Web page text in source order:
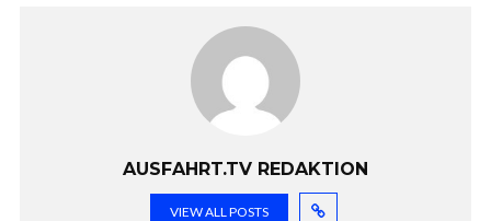
AUSFAHRT.TV REDAKTION
VIEW ALL POSTS